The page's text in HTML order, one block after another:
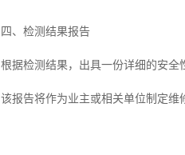
四、检测结果报告
根据检测结果，出具一份详细的安全
该报告将作为业主或相关单位制定维